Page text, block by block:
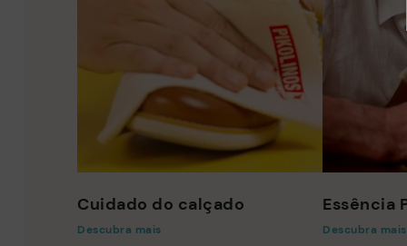
Cuidado do calçado
Descubra mais
Essência
Descubra mais